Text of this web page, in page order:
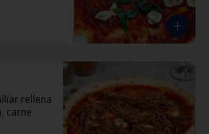
rellena
carne